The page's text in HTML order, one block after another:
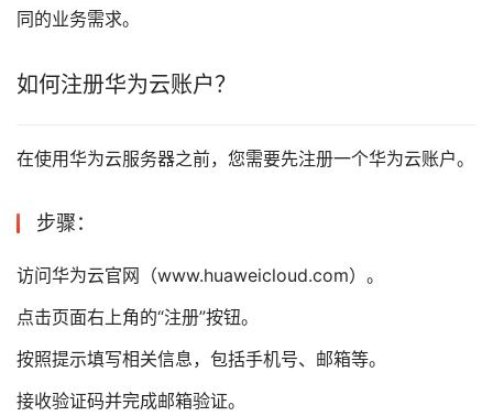
同的业务需求。
如何注册华为云账户？
在使用华为云服务器之前，您需要先注册一个华为云账户。
步骤：
访问华为云官网（www.huaweicloud.com）。
点击页面右上角的“注册”按钮。
按照提示填写相关信息，包括手机号、邮箱等。
接收验证码并完成邮箱验证。